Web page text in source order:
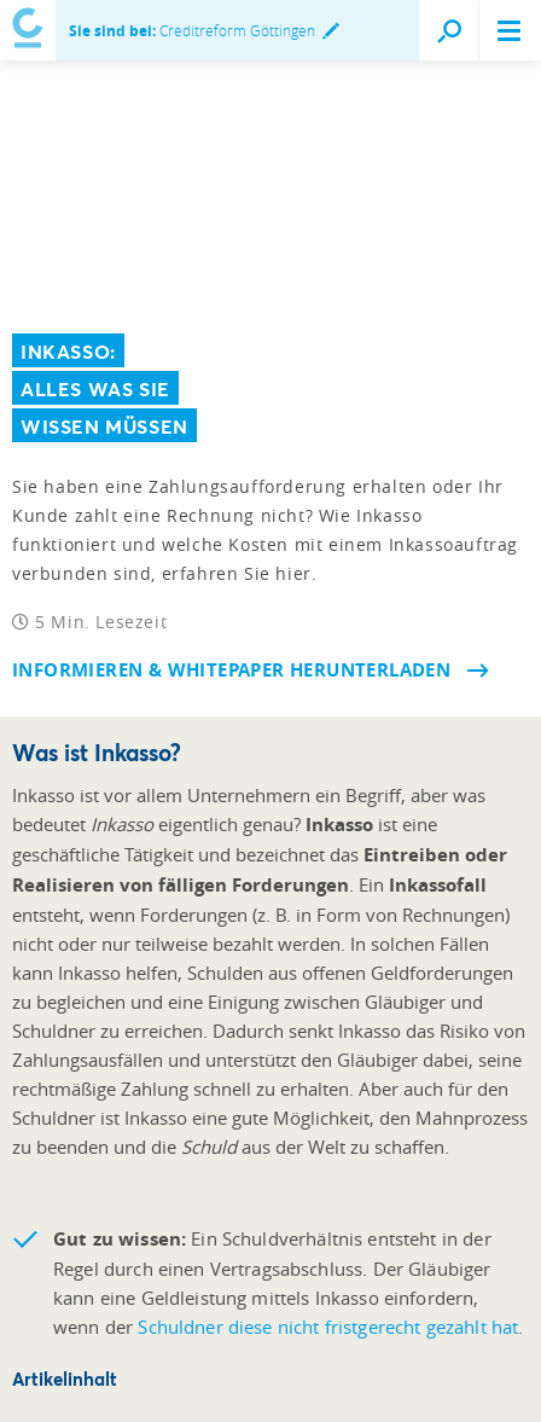
Sie sind bei:Creditreform Göttingen
INKASSO:
ALLES WAS SIE
WISSEN MÜSSEN
Sie haben eine Zahlungsaufforderung erhalten oder Ihr
Kunde zahlt eine Rechnung nicht? Wie Inkasso
funktioniert und welche Kosten mit einem Inkassoauftrag
verbunden sind, erfahren Sie hier.
5 Min. Lesezeit
INFORMIEREN & WHITEPAPER HERUNTERLADEN
Was ist Inkasso?
Inkasso ist vor allem Unternehmern ein Begriff, aber was
bedeutet Inkassoeigentlich genau? Inkasso ist eine
geschäftliche Tätigkeit und bezeichnet das Eintreiben oder
Realisieren von fälligen Forderungen . Ein Inkassofall
entsteht, wenn Forderungen (z. B. in Form von Rechnungen)
nicht oder nur teilweise bezahlt werden. In solchen Fällen
kann Inkasso helfen, Schulden aus offenen Geldforderungen
zu begleichen und eine Einigung zwischen Gläubiger und
Schuldner zu erreichen. Dadurch senkt Inkasso das Risiko von
Zahlungsausfällen und unterstützt den Gläubiger dabei, seine
rechtmäßige Zahlung schnell zu erhalten. Aber auch für den
Schuldner ist Inkasso eine gute Möglichkeit, den Mahnprozess
zu beenden und die Schuldaus der Welt zu schaffen.
Gut zu wissen: Ein Schuldverhältnis entsteht in der
Regel durch einen Vertragsabschluss. Der Gläubiger
kann eine Geldleistung mittels Inkasso einfordern,
wenn derSchuldner diese nicht fristgerecht gezahlt hat
Artikelinhalt